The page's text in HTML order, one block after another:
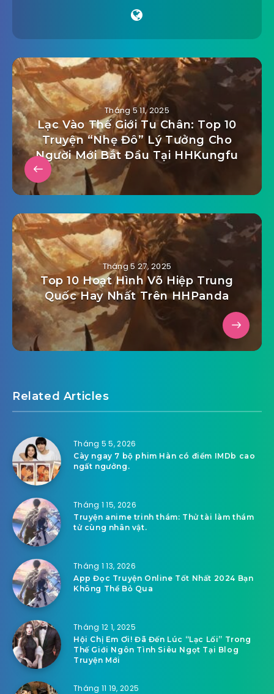
Tháng 5 11, 2025
Lạc Vào Thế Giới Tu Chân: Top 10
Truyện “Nhẹ Đô” Lý Tưởng Cho
Người Mới Bắt Đầu Tại HHKungfu
Tháng 5 27, 2025
Top 10 Hoạt Hình Võ Hiệp Trung
Quốc Hay Nhất Trên HHPanda
Related Articles
Tháng 5 5, 2026
Cày ngay 7 bộ phim Hàn có điểm IMDb cao
ngất ngưởng.
Tháng 1 15, 2026
Truyện anime trinh thám: Thử tài làm thám
tử cùng nhân vật.
Tháng 1 13, 2026
App Đọc Truyện Online Tốt Nhất 2024 Bạn
Không Thể Bỏ Qua
Tháng 12 1, 2025
Hội Chị Em Ơi! Đã Đến Lúc “Lạc Lối” Trong
Thế Giới Ngôn Tình Siêu Ngọt Tại Blog
Truyện Mới
Tháng 11 19, 2025